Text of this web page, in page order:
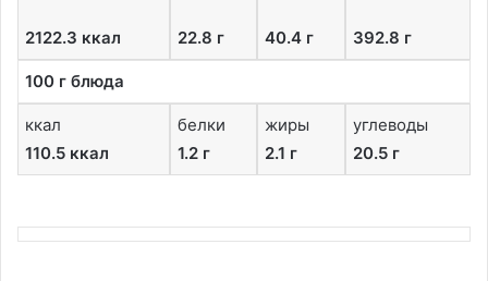
2122.3 ккал 22.8 г 40.4 г 392.8 г
100 г блюда
ккал
110.5 ккал
белки
1.2 г
жиры
2.1 г
углеводы
20.5 г